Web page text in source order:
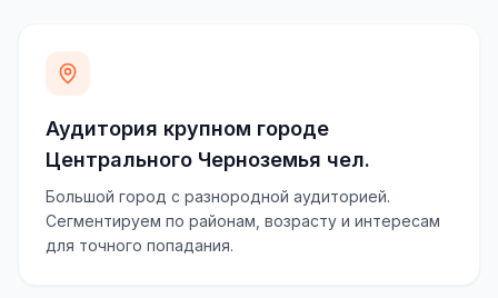
Аудитория крупном городе
Центрального Черноземья чел.
Большой город с разнородной аудиторией.
Сегментируем по районам, возрасту и интересам
для точного попадания.